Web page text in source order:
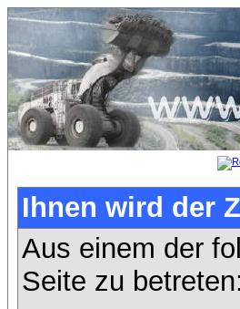
Ihnen wird der
Aus einem der
Seite zu betreten: